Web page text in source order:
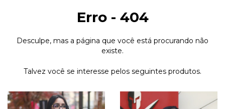
Erro - 404
Desculpe, mas a página que você está procurando não
existe.
Talvez você se interesse pelos seguintes produtos.